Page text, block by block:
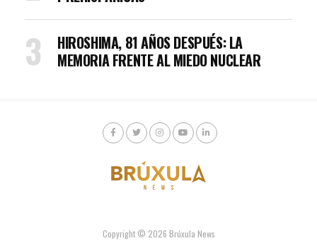
HIROSHIMA, 81 AÑOS DESPUÉS: LA
MEMORIA FRENTE AL MIEDO NUCLEAR
Copyright © 2026 Brúxula News